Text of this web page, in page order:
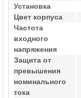
Установка
Цвет корпуса
Частота
входного
напряжения
Защита от
превышения
номинального
тока